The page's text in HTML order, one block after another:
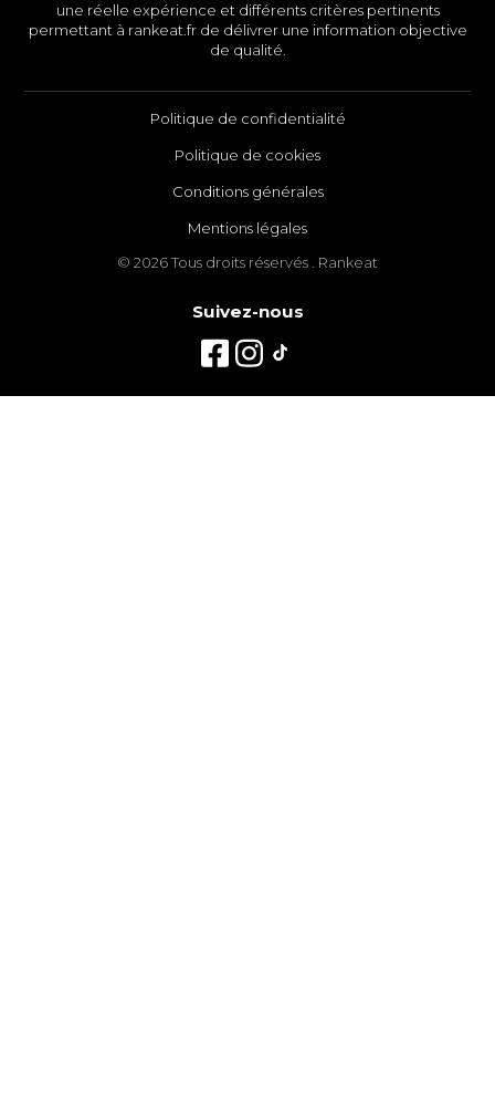
une réelle expérience et différents critères pertinents
permettant à rankeat.fr de délivrer une information objective
de qualité.
Politique de confidentialité
Politique de cookies
Conditions générales
Mentions légales
© 2026 Tous droits réservés . Rankeat
Suivez-nous